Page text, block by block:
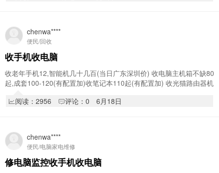
chenwa****
便民/回收
收手机收电脑
收老年手机12,智能机几十几百(当日广东深圳价) 收电脑主机箱不缺80
起,成套100-120(有配置加)收笔记本110起(有配置加) 收光猫路由器机
阅读：2956
评论：0 6月18日
chenwa****
便民/电脑家电维修
修电脑监控收手机收电脑